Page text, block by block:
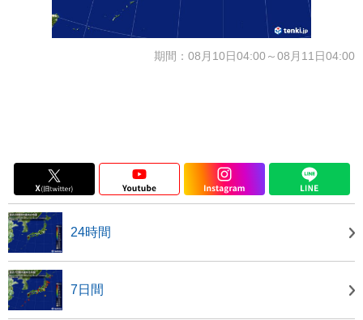
期間：08月10日04:00～08月11日04:00
24時間
7日間